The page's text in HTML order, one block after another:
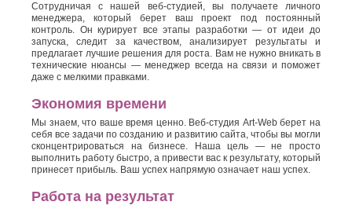
Сотрудничая с нашей веб-студией, вы получаете личного
менеджера, который берет ваш проект под постоянный
контроль. Он курирует все этапы разработки — от идеи до
запуска, следит за качеством, анализирует результаты и
предлагает лучшие решения для роста. Вам не нужно вникать в
технические нюансы — менеджер всегда на связи и поможет
даже с мелкими правками.
Экономия времени
Мы знаем, что ваше время ценно. Веб-студия Art-Web берет на
себя все задачи по созданию и развитию сайта, чтобы вы могли
сконцентрироваться на бизнесе. Наша цель — не просто
выполнить работу быстро, а привести вас к результату, который
принесет прибыль. Ваш успех напрямую означает наш успех.
Работа на результат